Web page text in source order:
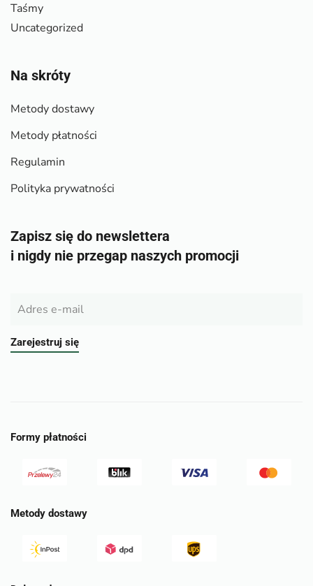
Taśmy
Uncategorized
Na skróty
Metody dostawy
Metody płatności
Regulamin
Polityka prywatności
Zapisz się do newslettera
i nigdy nie przegap naszych promocji
Zarejestruj się
Formy płatności
Metody dostawy